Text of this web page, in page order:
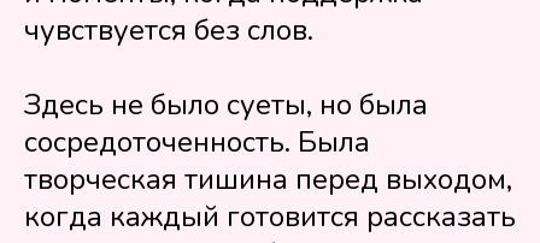
чувствуется без слов.
Здесь не было суеты, но была
сосредоточенность. Была
творческая тишина перед выходом,
когда каждый готовится рассказать